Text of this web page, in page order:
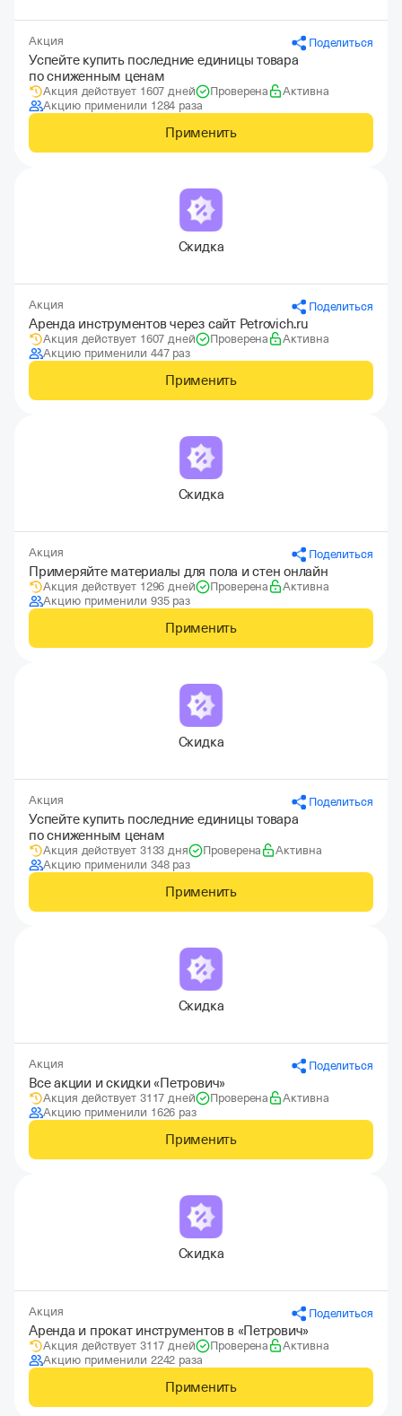
Акция Поделиться
Успейте купить последние единицы товара
по сниженным ценам
Акция действует 1607 дней Проверена
Активна
Акцию применили 1284 раза
Применить
Скидка
Акция Поделиться
Аренда инструментов через сайт Petrovich.ru
Акция действует 1607 дней Проверена
Активна
Акцию применили 447 раз
Применить
Скидка
Акция Поделиться
Примеряйте материалы для пола и стен онлайн
Акция действует 1296 дней Проверена
Активна
Акцию применили 935 раз
Применить
Скидка
Акция Поделиться
Успейте купить последние единицы товара
по сниженным ценам
Акция действует 3133 дня Проверена
Активна
Акцию применили 348 раз
Применить
Скидка
Акция Поделиться
Все акции и скидки «Петрович»
Акция действует 3117 дней Проверена
Активна
Акцию применили 1626 раз
Применить
Скидка
Акция Поделиться
Аренда и прокат инструментов в «Петрович»
Акция действует 3117 дней Проверена
Активна
Акцию применили 2242 раза
Применить